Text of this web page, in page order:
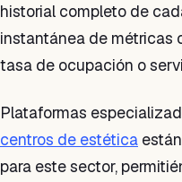
historial completo de
instantánea de métricas
tasa de ocupación o
Plataformas
centros de estética
para este sector,